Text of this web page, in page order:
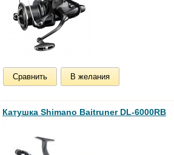
Сравнить В желания
Катушка Shimano Baitruner DL-6000RB